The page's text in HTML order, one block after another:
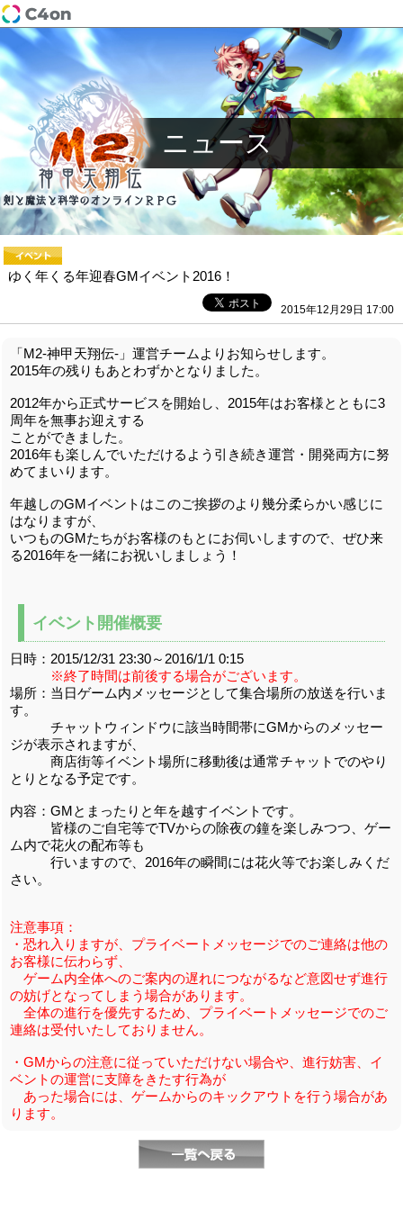
ニュース
ゆく年くる年迎春GMイベント2016！
2015年12月29日 17:00
「M2-神甲天翔伝-」運営チームよりお知らせします。
2015年の残りもあとわずかとなりました。
2012年から正式サービスを開始し、2015年はお客様とともに3
周年を無事お迎えする
ことができました。
2016年も楽しんでいただけるよう引き続き運営・開発両方に努
めてまいります。
年越しのGMイベントはこのご挨拶のより幾分柔らかい感じに
はなりますが、
いつものGMたちがお客様のもとにお伺いしますので、ぜひ来
る2016年を一緒にお祝いしましょう！
イベント開催概要
日時：2015/12/31 23:30～2016/1/1 0:15
※終了時間は前後する場合がございます。
場所：当日ゲーム内メッセージとして集合場所の放送を行いま
す。
チャットウィンドウに該当時間帯にGMからのメッセー
ジが表示されますが、
商店街等イベント場所に移動後は通常チャットでのやり
とりとなる予定です。
内容：GMとまったりと年を越すイベントです。
皆様のご自宅等でTVからの除夜の鐘を楽しみつつ、ゲー
ム内で花火の配布等も
行いますので、2016年の瞬間には花火等でお楽しみくだ
さい。
注意事項：
・恐れ入りますが、プライベートメッセージでのご連絡は他の
お客様に伝わらず、
ゲーム内全体へのご案内の遅れにつながるなど意図せず進行
の妨げとなってしまう場合があります。
全体の進行を優先するため、プライベートメッセージでのご
連絡は受付いたしておりません。
・GMからの注意に従っていただけない場合や、進行妨害、イ
ベントの運営に支障をきたす行為が
あった場合には、ゲームからのキックアウトを行う場合があ
ります。